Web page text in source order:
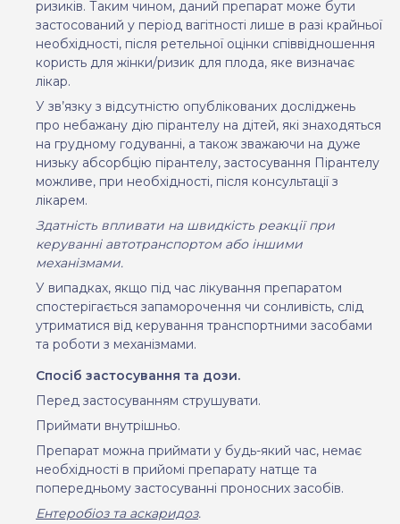
ризиків. Таким чином, даний препарат може бути
застосований у період вагітності лише в разі крайньої
необхідності, після ретельної оцінки співвідношення
користь для жінки/ризик для плода, яке визначає
лікар.
У зв’язку з відсутністю опублікованих досліджень
про небажану дію пірантелу на дітей, які знаходяться
на грудному годуванні, а також зважаючи на дуже
низьку абсорбцію пірантелу, застосування Пірантелу
можливе, при необхідності, після консультації з
лікарем.
Здатність впливати на швидкість реакції при
керуванні автотранспортом або іншими
механізмами.
У випадках, якщо під час лікування препаратом
спостерігається запаморочення чи сонливість, слід
утриматися від керування транспортними засобами
та роботи з механізмами.
Спосіб застосування та дози.
Перед застосуванням струшувати.
Приймати внутрішньо.
Препарат можна приймати у будь-який час, немає
необхідності в прийомі препарату натще та
попередньому застосуванні проносних засобів.
Ентеробіоз та аскаридоз.